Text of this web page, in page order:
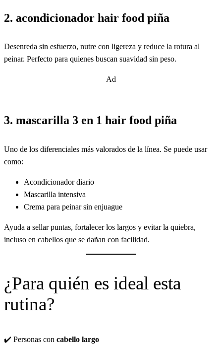
2. acondicionador hair food piña
Desenreda sin esfuerzo, nutre con ligereza y reduce la rotura al
peinar. Perfecto para quienes buscan suavidad sin peso.
Ad
3. mascarilla 3 en 1 hair food piña
Uno de los diferenciales más valorados de la línea. Se puede usar
como:
Acondicionador diario
Mascarilla intensiva
Crema para peinar sin enjuague
Ayuda a sellar puntas, fortalecer los largos y evitar la quiebra,
incluso en cabellos que se dañan con facilidad.
¿Para quién es ideal esta
rutina?
✔️ Personas con cabello largo